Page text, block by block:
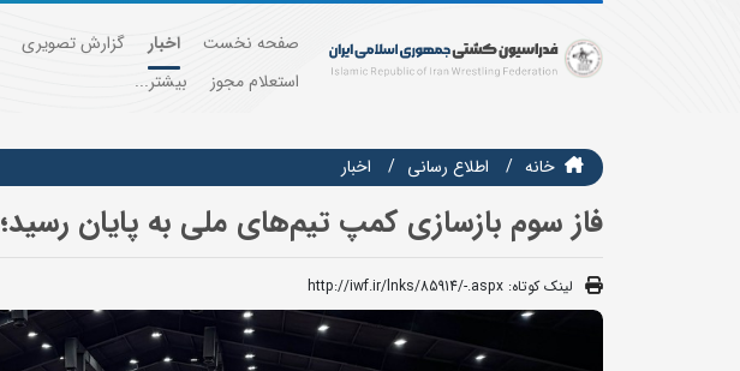
صفحه نخست اخبار گزارش تصویری
استعلام مجوز
بیشتر...
خانه اطلاع رسانی اخبار
فاز سوم بازسازی کمپ تیم‌های ملی به پایان رسید؛
لینک کوتاه: http://iwf.ir/lnks/85914/-.aspx